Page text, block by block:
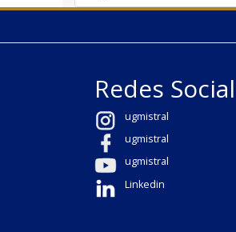
Redes
ugmistral
ugmistral
ugmistral
Linkedin